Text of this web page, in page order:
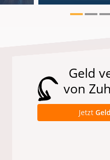
Geld
von
Jetzt Geld